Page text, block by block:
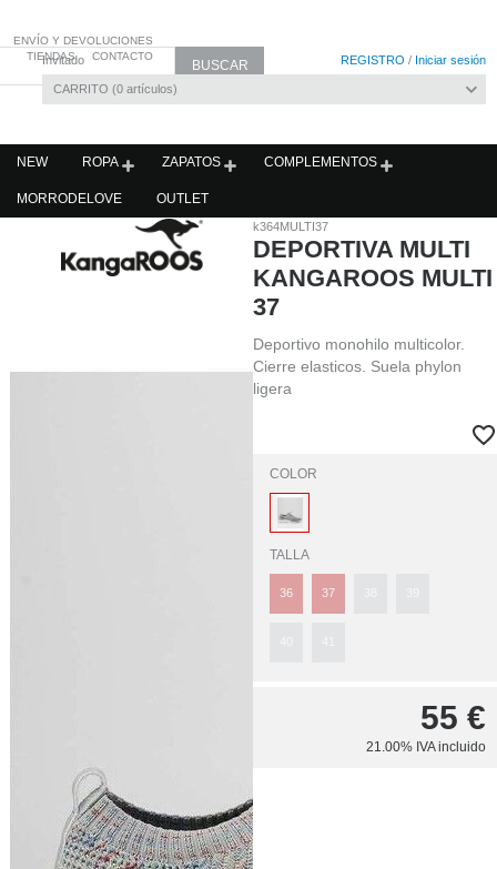
Invitado REGISTRO / Iniciar sesión
CARRITO 0 artículos
ENVÍO Y DEVOLUCIONES
TIENDAS
CONTACTO
NEW ROPA ZAPATOS COMPLEMENTOS
MORRODELOVE OUTLET
k364MULTI37
DEPORTIVA MULTI
KANGAROOS MULTI
37
Deportivo monohilo multicolor.
Cierre elasticos. Suela phylon
ligera
COLOR
TALLA
36 37
55 €
21.00% IVA incluido